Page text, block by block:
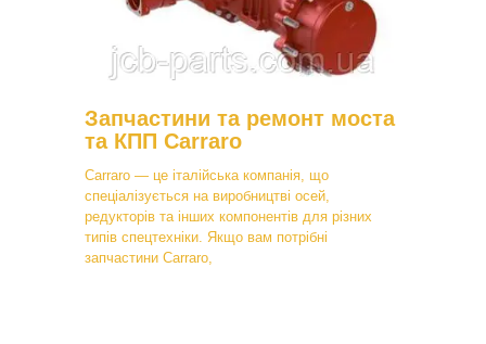
Запчастини та ремонт моста
та КПП Carraro
Carraro — це італійська компанія, що
спеціалізується на виробництві осей,
редукторів та інших компонентів для різних
типів спецтехніки. Якщо вам потрібні
запчастини Carraro,